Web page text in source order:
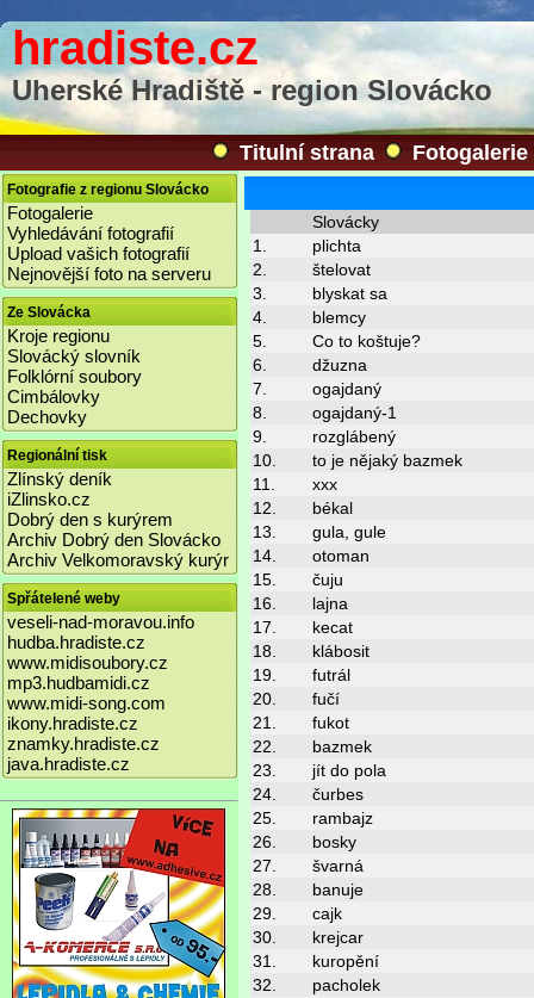
hradiste.cz
Uherské Hradiště - region Slovácko
Titulní strana Fotogalerie
Fotografie z regionu Slovácko
Fotogalerie
Vyhledávání fotografií
Upload vašich fotografií
Nejnovější foto na serveru
Ze Slovácka
Kroje regionu
Slovácký slovník
Folklórní soubory
Cimbálovky
Dechovky
Regionální tisk
Zlínský deník
iZlinsko.cz
Dobrý den s kurýrem
Archiv Dobrý den Slovácko
Archiv Velkomoravský kurýr
Spřátelené weby
veseli-nad-moravou.info
hudba.hradiste.cz
www.midisoubory.cz
mp3.hudbamidi.cz
www.midi-song.com
ikony.hradiste.cz
znamky.hradiste.cz
java.hradiste.cz
Slovácky
1.
plichta
2.
štelovat
3.
blyskat sa
4.
blemcy
5.
Co to koštuje?
6.
džuzna
7.
ogajdaný
8.
ogajdaný-1
9.
rozglábený
10.
to je nějaký bazmek
11.
xxx
12.
békal
13.
gula, gule
14.
otoman
15.
čuju
16.
lajna
17.
kecat
18.
klábosit
19.
futrál
20.
fučí
21.
fukot
22.
bazmek
23.
jít do pola
24.
čurbes
25.
rambajz
26.
bosky
27.
švarná
28.
banuje
29.
cajk
30.
krejcar
31.
kuropění
32.
pacholek